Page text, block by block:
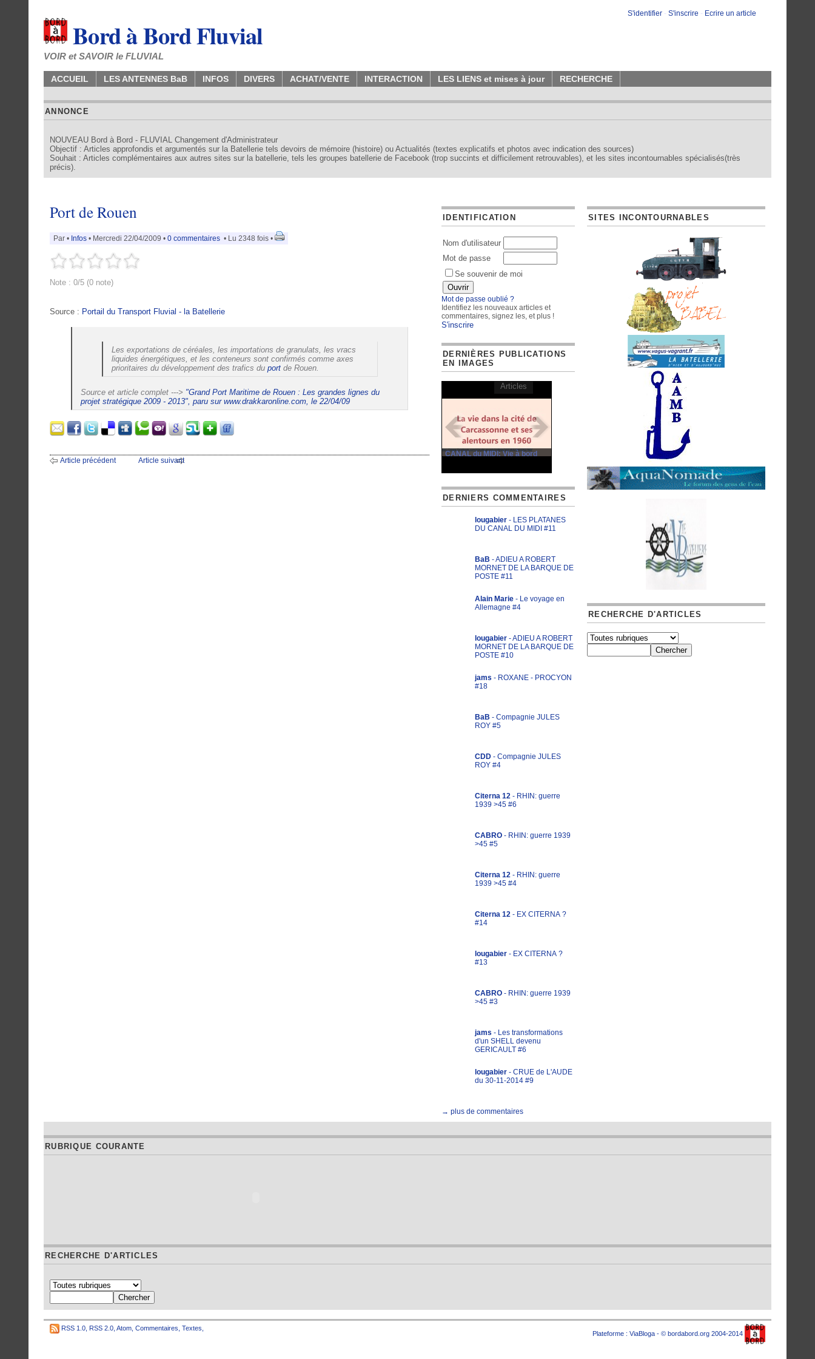
S'identifier - S'inscrire - Ecrire un article
Bord à Bord Fluvial
VOIR et SAVOIR le FLUVIAL
ACCUEIL LES ANTENNES BaB INFOS DIVERS ACHAT/VENTE INTERACTION LES LIENS et mises à jour RECHERCHE
ANNONCE
NOUVEAU Bord à Bord - FLUVIAL Changement d'Administrateur
Objectif : Articles approfondis et argumentés sur la Batellerie tels devoirs de mémoire (histoire) ou Actualités (textes explicatifs et photos avec indication des sources)
Souhait : Articles complémentaires aux autres sites sur la batellerie, tels les groupes batellerie de Facebook (trop succints et difficilement retrouvables), et les sites incontournables spécialisés(très
précis).
Port de Rouen
Par • Infos • Mercredi 22/04/2009 • 0 commentaires • Lu 2348 fois •
Note : 0/5 (0 note)
Source : Portail du Transport Fluvial - la Batellerie
Les exportations de céréales, les importations de granulats, les vracs
liquides énergétiques, et les conteneurs sont confirmés comme axes
prioritaires du développement des trafics du port de Rouen.
Source et article complet ---> "Grand Port Maritime de Rouen : Les grandes lignes du
projet stratégique 2009 - 2013", paru sur www.drakkaronline.com, le 22/04/09
Article précédent Article suivant
IDENTIFICATION
Nom d'utilisateur
Mot de passe
Se souvenir de moi
Mot de passe oublié ?
Identifiez les nouveaux articles et
commentaires, signez les, et plus !
S'inscrire
DERNIÈRES PUBLICATIONS
EN IMAGES
CANAL du MIDI: Vie à bord
Articles
DERNIERS COMMENTAIRES
lougabier - LES PLATANES
DU CANAL DU MIDI #11
BaB - ADIEU A ROBERT
MORNET DE LA BARQUE DE
POSTE #11
Alain Marie - Le voyage en
Allemagne #4
lougabier - ADIEU A ROBERT
MORNET DE LA BARQUE DE
POSTE #10
jams - ROXANE - PROCYON
#18
BaB - Compagnie JULES
ROY #5
CDD - Compagnie JULES
ROY #4
Citerna 12 - RHIN: guerre
1939 >45 #6
CABRO - RHIN: guerre 1939
>45 #5
Citerna 12 - RHIN: guerre
1939 >45 #4
Citerna 12 - EX CITERNA ?
#14
lougabier - EX CITERNA ?
#13
CABRO - RHIN: guerre 1939
>45 #3
jams - Les transformations
d'un SHELL devenu
GERICAULT #6
lougabier - CRUE de L'AUDE
du 30-11-2014 #9
→ plus de commentaires
SITES INCONTOURNABLES
RECHERCHE D'ARTICLES
RUBRIQUE COURANTE
RECHERCHE D'ARTICLES
RSS 1.0 RSS 2.0 Atom Commentaires Textes
Plateforme : ViaBloga - © bordabord.org 2004-2014